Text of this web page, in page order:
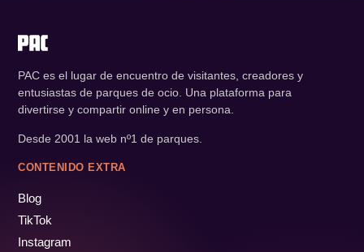
PAC es el lugar de encuentro de visitantes, creadores y
entusiastas de parques de ocio. Una plataforma para
divertirse y compartir online y en persona.
Desde 2001 la web nº1 de parques.
CONTENIDO EXTRA
Blog
TikTok
Instagram